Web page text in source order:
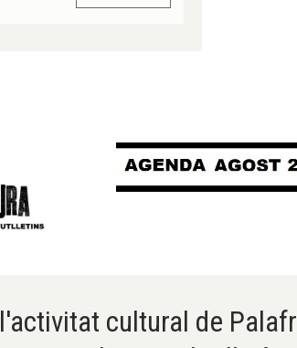
cultural de